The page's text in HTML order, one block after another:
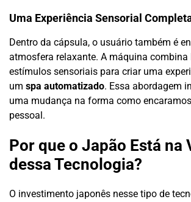
Uma Experiência Sensorial
Dentro da cápsula, o usuário também é
atmosfera relaxante. A máquina combina
estímulos sensoriais para criar uma
um spa automatizado. Essa abordagem
uma mudança na forma como
pessoal.
Por que o Japão Está na
dessa Tecnologia?
O investimento japonês nesse tipo de